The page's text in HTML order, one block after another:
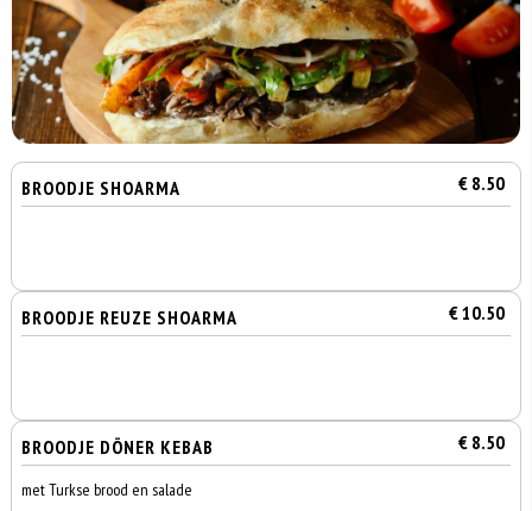
BROODJE SHOARMA € 8.50
BROODJE REUZE SHOARMA € 10.50
BROODJE DÖNER KEBAB € 8.50
met Turkse brood en salade